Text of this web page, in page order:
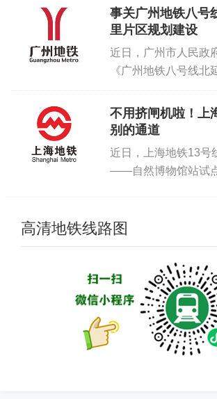
二期工程线路长约
线，设置8站8区间和
事关广州地铁八号
里片区规划建设
近日，广州市人民政
《广州地铁八号线
北站）工程车辆段及
细规划》等2项规划
《广州地铁八号线北
不用挤闸机啦！上
别的通道
近日，上海地铁13号
——自然博物馆站试
挤闸机，安全又自主
高清地铁线路图